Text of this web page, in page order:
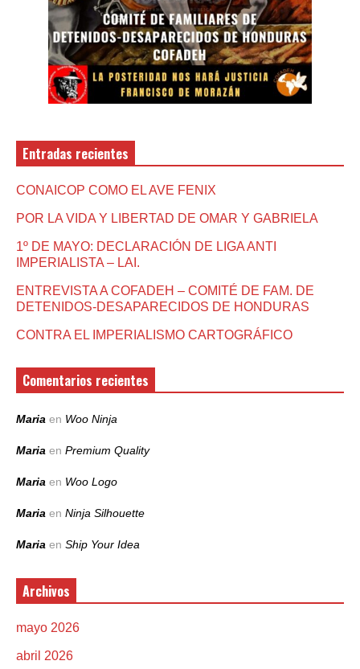
Entradas recientes
CONAICOP COMO EL AVE FENIX
POR LA VIDA Y LIBERTAD DE OMAR Y GABRIELA
1º DE MAYO: DECLARACIÓN DE LIGA ANTI
IMPERIALISTA – LAI.
ENTREVISTA A COFADEH – COMITÉ DE FAM. DE
DETENIDOS-DESAPARECIDOS DE HONDURAS
CONTRA EL IMPERIALISMO CARTOGRÁFICO
Comentarios recientes
Maria en Woo Ninja
Maria en Premium Quality
Maria en Woo Logo
Maria en Ninja Silhouette
Maria en Ship Your Idea
Archivos
mayo 2026
abril 2026